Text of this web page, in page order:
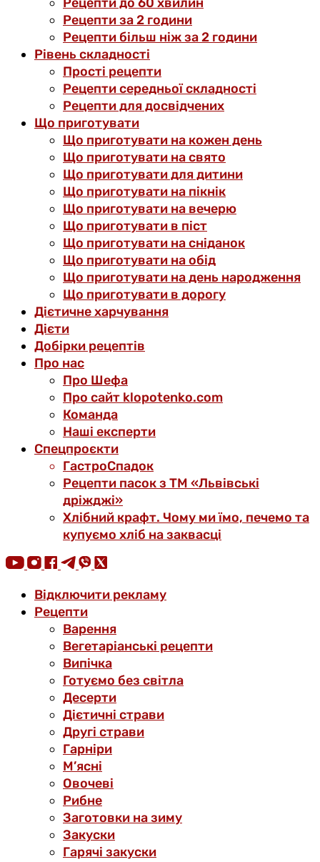
Рецепти за 2 години
Рецепти більш ніж за 2 години
Рівень складності
Прості рецепти
Рецепти середньої складності
Рецепти для досвідчених
Що приготувати
Що приготувати на кожен день
Що приготувати на свято
Що приготувати для дитини
Що приготувати на пікнік
Що приготувати на вечерю
Що приготувати в піст
Що приготувати на сніданок
Що приготувати на обід
Що приготувати на день народження
Що приготувати в дорогу
Дієтичне харчування
Дієти
Добірки рецептів
Про нас
Про Шефа
Про сайт klopotenko.com
Команда
Наші експерти
Спецпроєкти
ГастроСпадок
Рецепти пасок з ТМ «Львівські
дріжджі»
Хлібний крафт. Чому ми їмо, печемо та
купуємо хліб на заквасці
Відключити рекламу
Рецепти
Варення
Вегетаріанські рецепти
Випічка
Готуємо без світла
Десерти
Дієтичні страви
Другі страви
Гарніри
М’ясні
Овочеві
Рибне
Заготовки на зиму
Закуски
Гарячі закуски